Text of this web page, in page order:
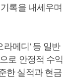
록을 내세우며
라메디’ 등 일반
로 안정적 수익
한 실적과 현금